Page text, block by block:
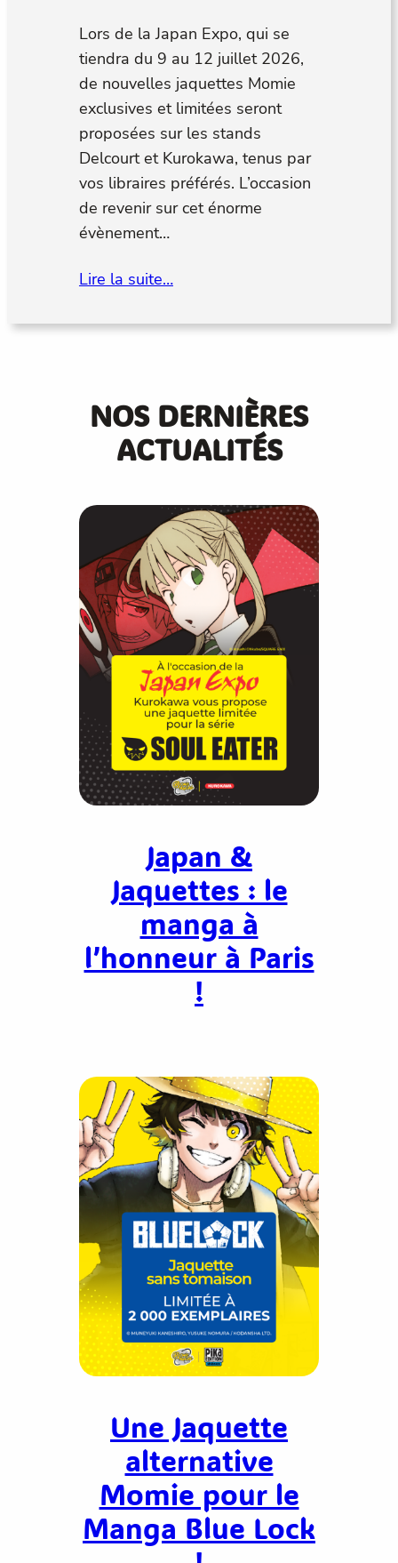
Lors de la Japan Expo, qui se
tiendra du 9 au 12 juillet 2026,
de nouvelles jaquettes Momie
exclusives et limitées seront
proposées sur les stands
Delcourt et Kurokawa, tenus par
vos libraires préférés. L’occasion
de revenir sur cet énorme
évènement…
Lire la suite…
NOS DERNIÈRES
ACTUALITÉS
Japan &
Jaquettes : le
manga à
l’honneur à Paris
!
Une Jaquette
alternative
Momie pour le
Manga Blue Lock